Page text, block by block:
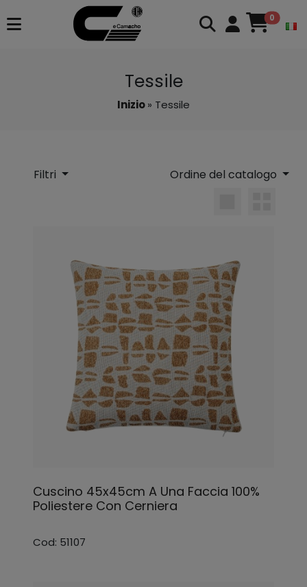
0
Tessile
Inizio» Tessile
Filtri Ordine del catalogo
Cuscino 45x45cm A Una Faccia 100%
Poliestere Con Cerniera
Cod: 51107